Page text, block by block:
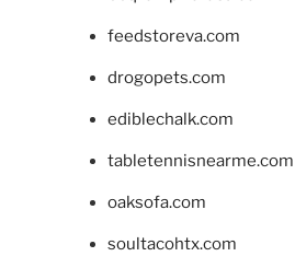
feedstoreva.com
drogopets.com
ediblechalk.com
tabletennisnearme.com
oaksofa.com
soultacohtx.com